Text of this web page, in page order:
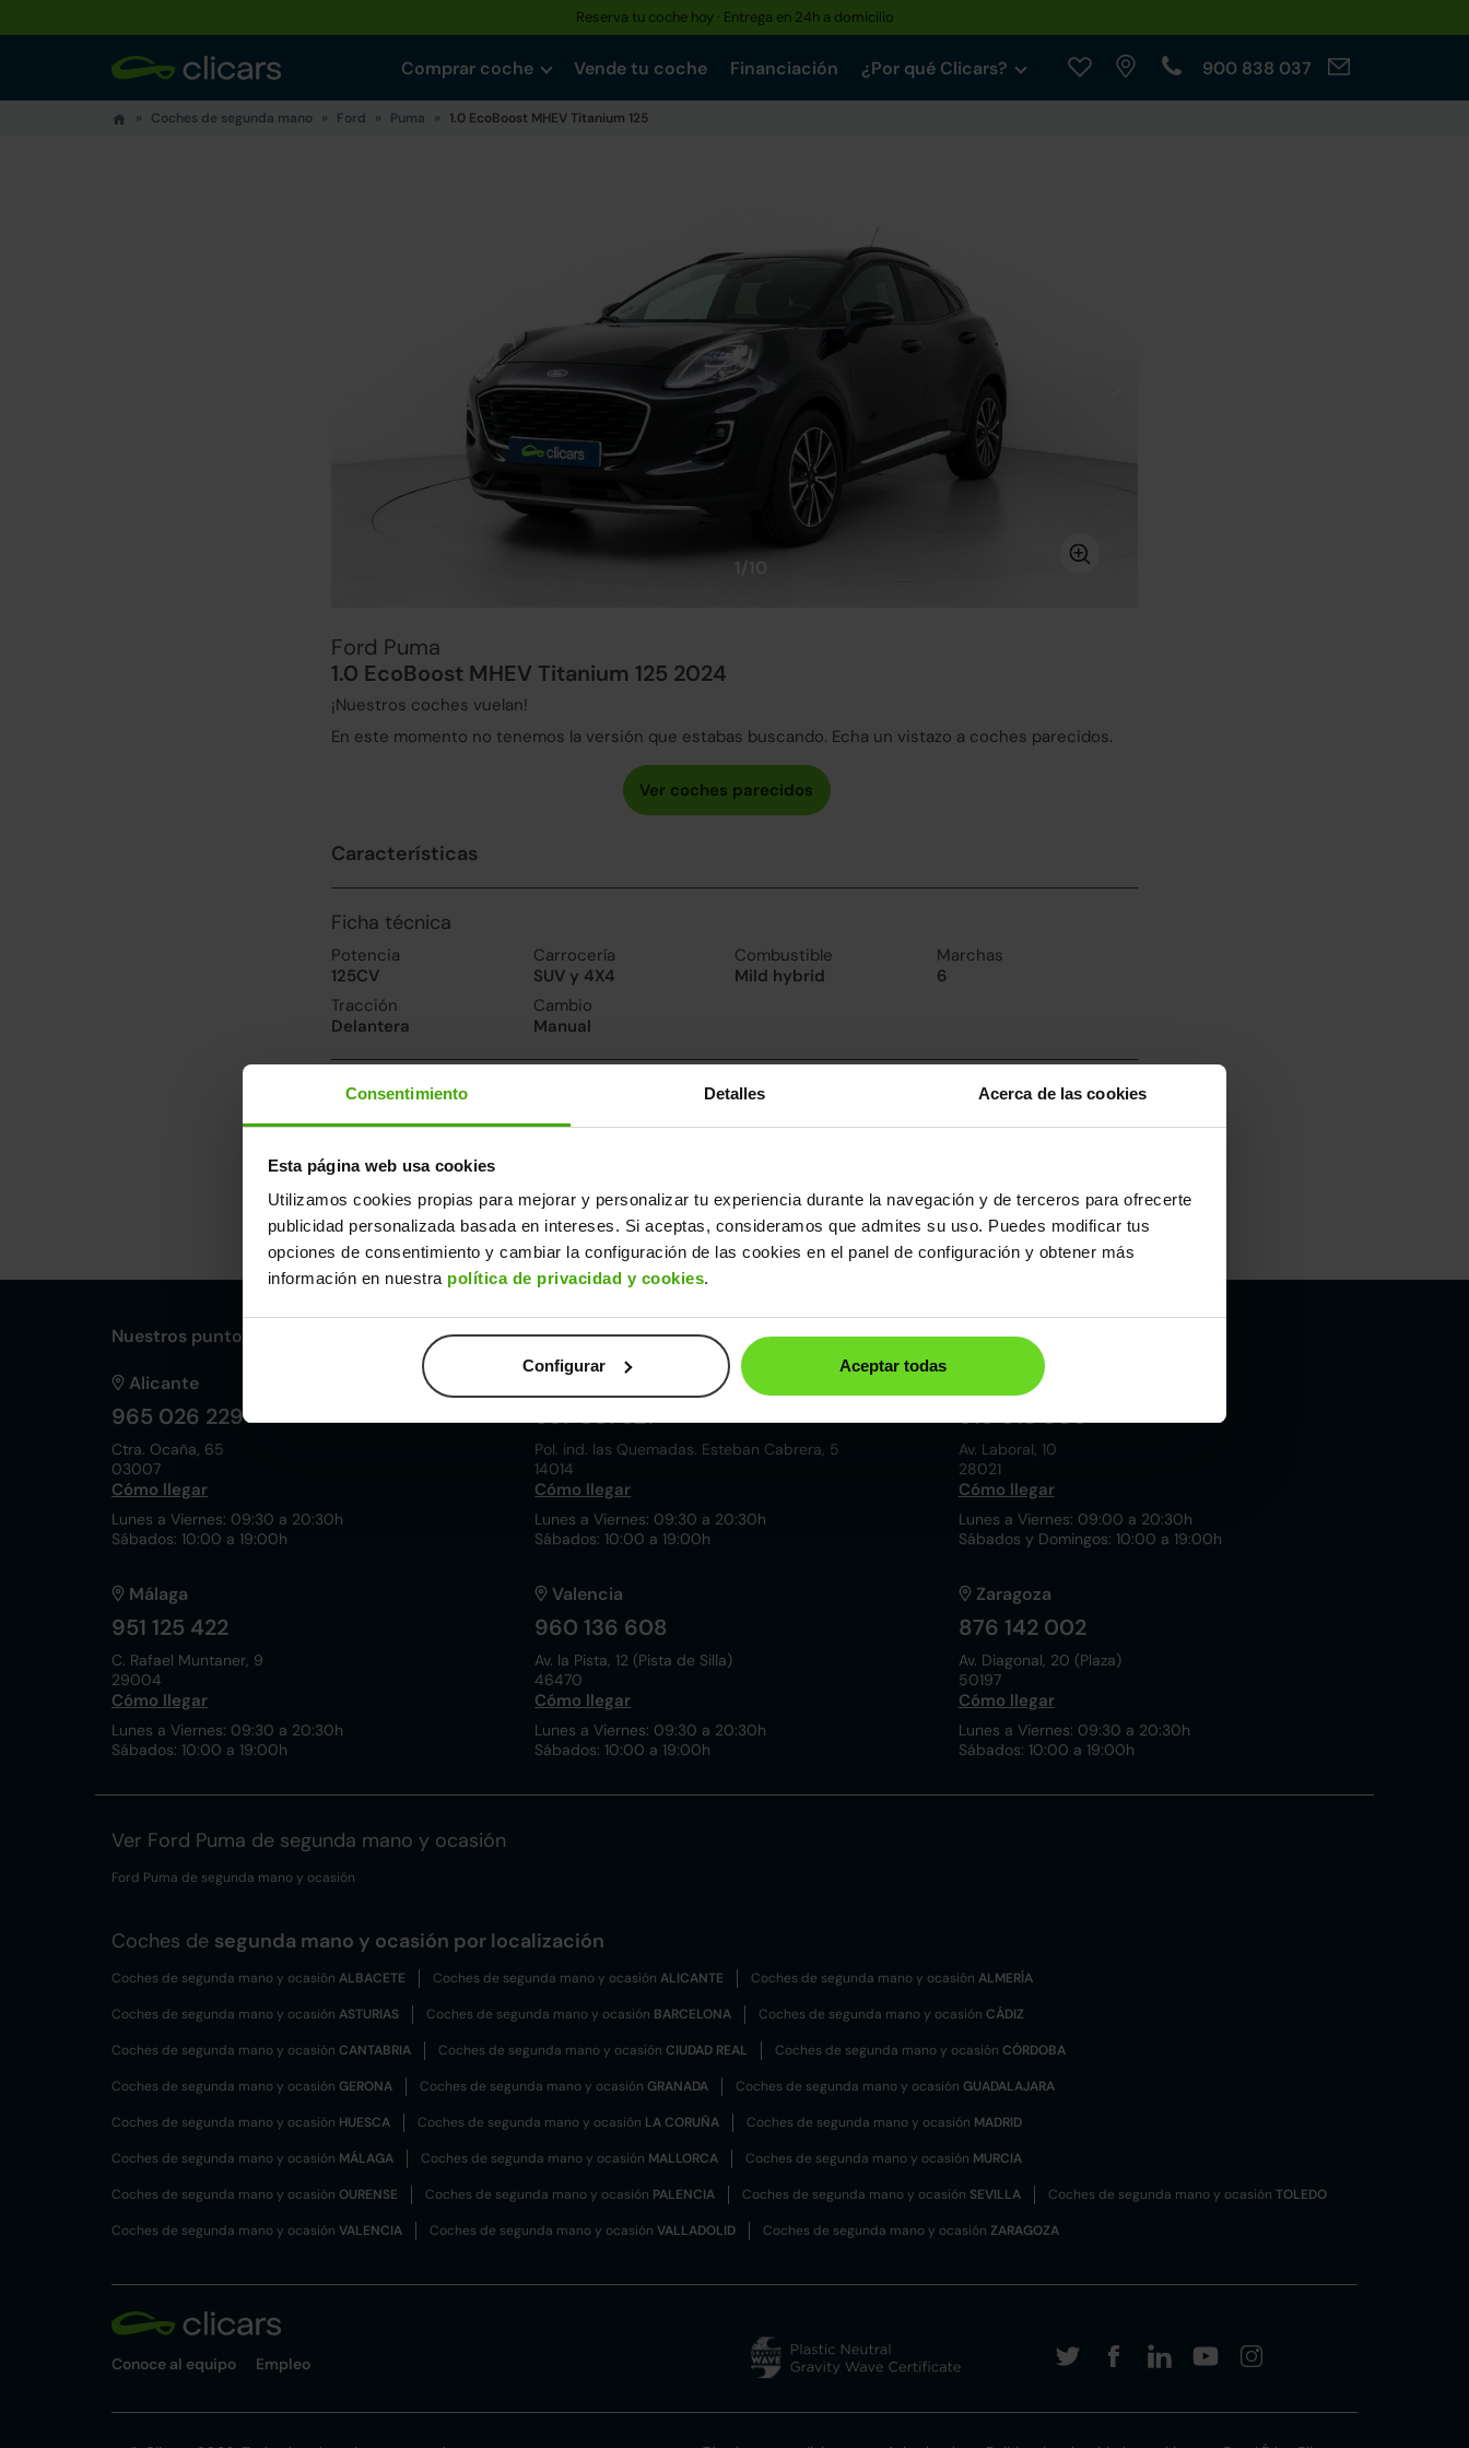
Consentimiento Detalles Acerca de las cookies
Esta página web usa cookies
Utilizamos cookies propias para mejorar y personalizar tu experiencia durante la navegación y de terceros para ofrecerte
publicidad personalizada basada en intereses. Si aceptas, consideramos que admites su uso. Puedes modificar tus
opciones de consentimiento y cambiar la configuración de las cookies en el panel de configuración y obtener más
información en nuestra política de privacidad y cookies.
Configurar Aceptar todas
Reserva tu coche hoy · Entrega en 24h a domicilio
Comprar coche Vende tu coche Financiación ¿Por qué Clicars? 900 838 037
Coches de segunda mano Ford Puma 1.0 EcoBoost MHEV Titanium 125
1/10
Ford Puma
1.0 EcoBoost MHEV Titanium 125 2024
¡Nuestros coches vuelan!
En este momento no tenemos la versión que estabas buscando. Echa un vistazo a coches parecidos.
Características
Ficha técnica
Potencia
125CV
Carrocería
SUV y 4X4
Combustible
Mild hybrid
Marchas
6
Tracción
Delantera
Cambio
Manual
Prestaciones, consumo y emisiones
Velocidad máxima
De 0 a 100 km/h
Dimensiones y otros datos
Largo
4,19m
Ancho
1,81m
Alto
1,54m
Peso
Depósito
Maletero
Nuestros puntos de venta Clicars:
Alicante
965 026 229
Ctra. Ocaña, 65
03007
Cómo llegar
Lunes a Viernes: 09:30 a 20:30h
Sábados: 10:00 a 19:00h
857 881 521
Pol. ind. las Quemadas. Esteban Cabrera, 5
14014
Cómo llegar
Lunes a Viernes: 09:30 a 20:30h
Sábados: 10:00 a 19:00h
919 015 000
Av. Laboral, 10
28021
Cómo llegar
Lunes a Viernes: 09:00 a 20:30h
Sábados y Domingos: 10:00 a 19:00h
Málaga
951 125 422
C. Rafael Muntaner, 9
29004
Cómo llegar
Lunes a Viernes: 09:30 a 20:30h
Sábados: 10:00 a 19:00h
Valencia
960 136 608
Av. la Pista, 12 (Pista de Silla)
46470
Cómo llegar
Lunes a Viernes: 09:30 a 20:30h
Sábados: 10:00 a 19:00h
Zaragoza
876 142 002
Av. Diagonal, 20 (Plaza)
50197
Cómo llegar
Lunes a Viernes: 09:30 a 20:30h
Sábados: 10:00 a 19:00h
Ver Ford Puma de segunda mano y ocasión
Ford Puma de segunda mano y ocasión
Coches de segunda mano y ocasión por localización
Coches de segunda mano y ocasión ALBACETE Coches de segunda mano y ocasión ALICANTE Coches de segunda mano y ocasión ALMERÍA
Coches de segunda mano y ocasión ASTURIAS Coches de segunda mano y ocasión BARCELONA Coches de segunda mano y ocasión CÁDIZ
Coches de segunda mano y ocasión CANTABRIA Coches de segunda mano y ocasión CIUDAD REAL Coches de segunda mano y ocasión CÓRDOBA
Coches de segunda mano y ocasión GERONA Coches de segunda mano y ocasión GRANADA Coches de segunda mano y ocasión GUADALAJARA
Coches de segunda mano y ocasión HUESCA Coches de segunda mano y ocasión LA CORUÑA Coches de segunda mano y ocasión MADRID
Coches de segunda mano y ocasión MÁLAGA Coches de segunda mano y ocasión MALLORCA Coches de segunda mano y ocasión MURCIA
Coches de segunda mano y ocasión OURENSE Coches de segunda mano y ocasión PALENCIA Coches de segunda mano y ocasión SEVILLA Coches de segunda mano y ocasión TOLEDO
Coches de segunda mano y ocasión VALENCIA Coches de segunda mano y ocasión VALLADOLID Coches de segunda mano y ocasión ZARAGOZA
Conoce al equipo Empleo